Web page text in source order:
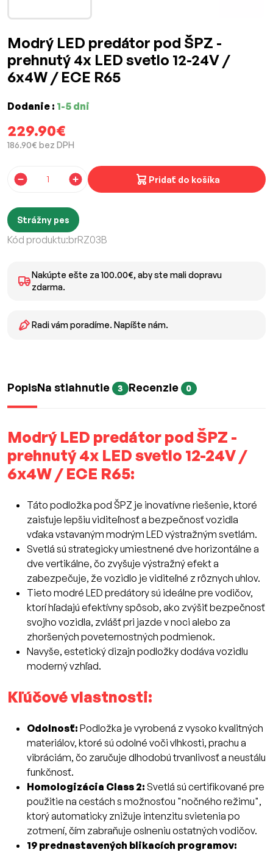
Modrý LED predátor pod ŠPZ -
prehnutý 4x LED svetlo 12-24V /
6x4W / ECE R65
Dodanie : 1-5 dni
229.90€
186.90€ bez DPH
Pridať do košíka
Strážny pes
Kód produktu:brRZ03B
Nakúpte ešte za 100.00€, aby ste mali dopravu
zdarma.
Radi vám poradíme. Napíšte nám.
PopisNa stiahnutie 3 Recenzie 0
Modrý LED predátor pod ŠPZ -
prehnutý 4x LED svetlo 12-24V /
6x4W / ECE R65:
Táto podložka pod ŠPZ je inovatívne riešenie, ktoré
zaisťuje lepšiu viditeľnosť a bezpečnosť vozidla
vďaka vstavaným modrým LED výstražným svetlám.
Svetlá sú strategicky umiestnené dve horizontálne a
dve vertikálne, čo zvyšuje výstražný efekt a
zabezpečuje, že vozidlo je viditeľné z rôznych uhlov.
Tieto modré LED predátory sú ideálne pre vodičov,
ktorí hľadajú efektívny spôsob, ako zvýšiť bezpečnosť
svojho vozidla, zvlášť pri jazde v noci alebo za
zhoršených poveternostných podmienok.
Navyše, estetický dizajn podložky dodáva vozidlu
moderný vzhľad.
Kľúčové vlastnosti:
Odolnosť: Podložka je vyrobená z vysoko kvalitných
materiálov, ktoré sú odolné voči vlhkosti, prachu a
vibráciám, čo zaručuje dlhodobú trvanlivosť a neustálu
funkčnosť.
Homologizácia Class 2: Svetlá sú certifikované pre
použitie na cestách s možnosťou "nočného režimu",
ktorý automaticky znižuje intenzitu svietenia po
zotmení, čím zabraňuje oslneniu ostatných vodičov.
19 prednastavených blikacích programov: